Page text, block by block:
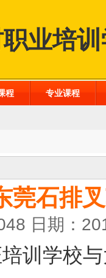
业培
程 专业课程
莞石排
日期：
训学校